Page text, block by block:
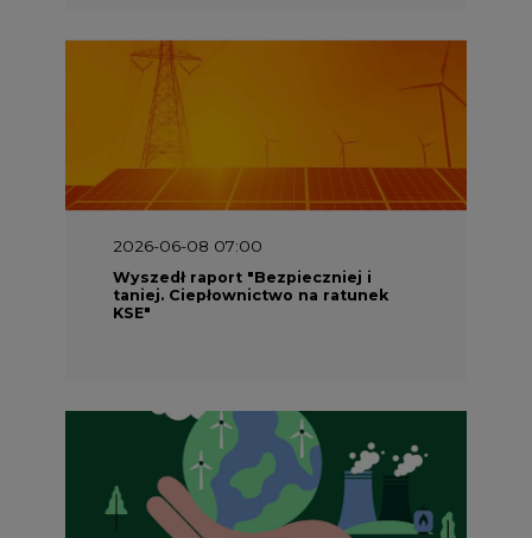
2026-06-08 07:00
taniej. Ciepłownictwo na ratunek
2026-05-23 16:00